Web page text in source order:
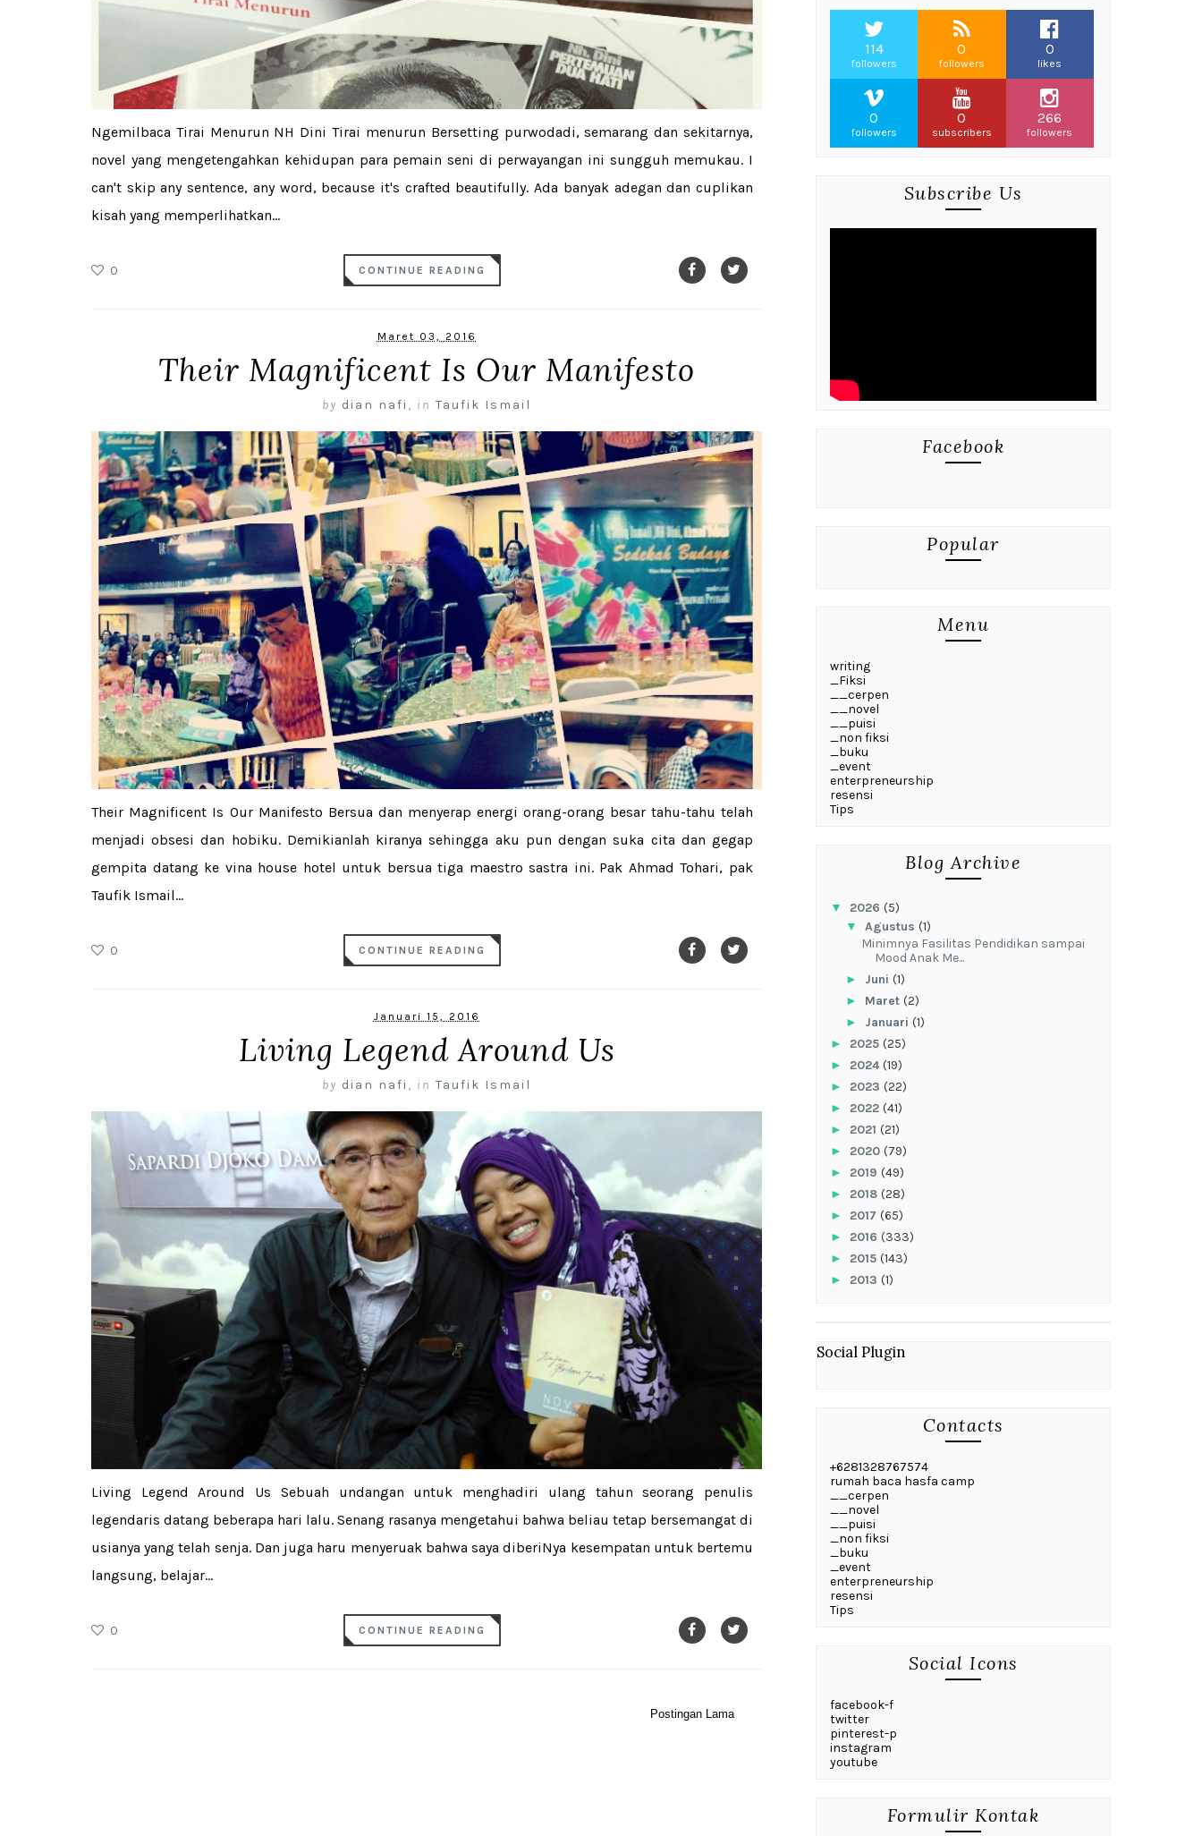
Ngemilbaca Tirai Menurun NH Dini Tirai menurun Bersetting purwodadi, semarang dan sekitarnya,
novel yang mengetengahkan kehidupan para pemain seni di perwayangan ini sungguh memukau. I
can't skip any sentence, any word, because it's crafted beautifully. Ada banyak adegan dan cuplikan
kisah yang memperlihatkan...
0 CONTINUE READING
Maret 03, 2016
Their Magnificent Is Our Manifesto
by dian nafi , in Taufik Ismail
Their Magnificent Is Our Manifesto Bersua dan menyerap energi orang-orang besar tahu-tahu telah
menjadi obsesi dan hobiku. Demikianlah kiranya sehingga aku pun dengan suka cita dan gegap
gempita datang ke vina house hotel untuk bersua tiga maestro sastra ini. Pak Ahmad Tohari, pak
Taufik Ismail...
0 CONTINUE READING
Januari 15, 2016
Living Legend Around Us
by dian nafi , in Taufik Ismail
Living Legend Around Us Sebuah undangan untuk menghadiri ulang tahun seorang penulis
legendaris datang beberapa hari lalu. Senang rasanya mengetahui bahwa beliau tetap bersemangat di
usianya yang telah senja. Dan juga haru menyeruak bahwa saya diberiNya kesempatan untuk bertemu
langsung, belajar...
0 CONTINUE READING
Postingan Lama
114
followers
0
followers
0
likes
0
followers
0
subscribers
266
followers
Subscribe Us
Facebook
Popular
Menu
writing
_Fiksi
__cerpen
__novel
__puisi
_non fiksi
_buku
_event
enterpreneurship
resensi
Tips
Blog Archive
▼ 2026 (5)
▼ Agustus (1)
‎Minimnya Fasilitas Pendidikan sampai
Mood Anak Me...
► Juni (1)
► Maret (2)
► Januari (1)
► 2025 (25)
► 2024(19)
► 2023 (22)
► 2022 (41)
► 2021 (21)
► 2020 (79)
► 2019 (49)
► 2018 (28)
► 2017 (65)
► 2016 (333)
► 2015 (143)
► 2013 (1)
Social Plugin
Contacts
+6281328767574
rumah baca hasfa camp
__cerpen
__novel
__puisi
_non fiksi
_buku
_event
enterpreneurship
resensi
Tips
Social Icons
facebook-f
twitter
pinterest-p
instagram
youtube
Formulir Kontak